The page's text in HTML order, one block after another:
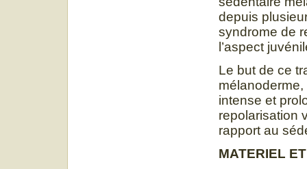
depuis
syndrome de
l’aspect
Le but de ce
intense et
repolarisation
rapport au
MATERIEL